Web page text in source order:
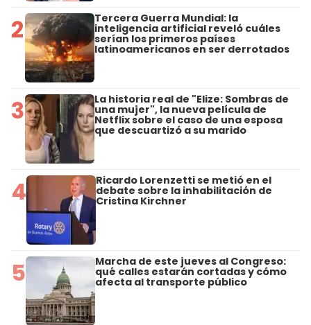
2 Tercera Guerra Mundial: la
inteligencia artificial reveló cuáles
serían los primeros países
latinoamericanos en ser derrotados
3 La historia real de "Elize: Sombras de
una mujer", la nueva película de
Netflix sobre el caso de una esposa
que descuartizó a su marido
4 Ricardo Lorenzetti se metió en el
debate sobre la inhabilitación de
Cristina Kirchner
5 Marcha de este jueves al Congreso:
qué calles estarán cortadas y cómo
afecta al transporte público